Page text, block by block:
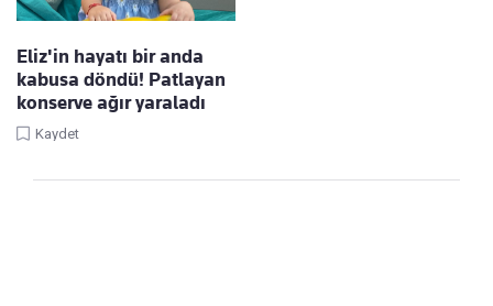
Eliz'in hayatı bir anda
kabusa döndü! Patlayan
konserve ağır yaraladı
Kaydet